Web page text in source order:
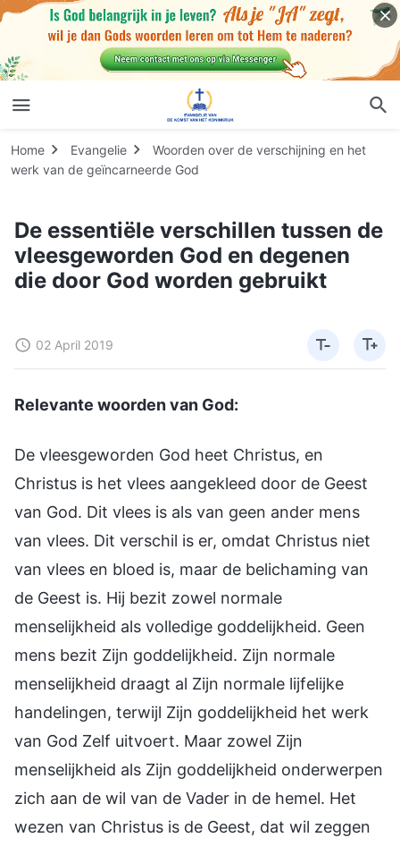
Home Evangelie
Woorden over de verschijning en het
werk van de geïncarneerde God
De essentiële verschillen tussen de
vleesgeworden God en degenen
die door God worden gebruikt
02 April 2019
Relevante woorden van God:
De vleesgeworden God heet Christus, en
Christus is het vlees aangekleed door de Geest
van God. Dit vlees is als van geen ander mens
van vlees. Dit verschil is er, omdat Christus niet
van vlees en bloed is, maar de belichaming van
de Geest is. Hij bezit zowel normale
menselijkheid als volledige goddelijkheid. Geen
mens bezit Zijn goddelijkheid. Zijn normale
menselijkheid draagt al Zijn normale lijfelijke
handelingen, terwijl Zijn goddelijkheid het werk
van God Zelf uitvoert. Maar zowel Zijn
menselijkheid als Zijn goddelijkheid onderwerpen
zich aan de wil van de Vader in de hemel. Het
wezen van Christus is de Geest, dat wil zeggen